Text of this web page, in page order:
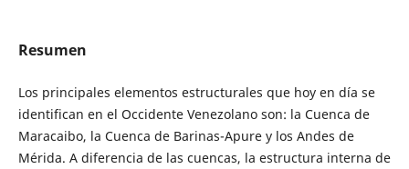
Resumen
Los principales elementos estructurales que hoy en día se
identifican en el Occidente Venezolano son: la Cuenca de
Maracaibo, la Cuenca de Barinas-Apure y los Andes de
Mérida. A diferencia de las cuencas, la estructura interna de